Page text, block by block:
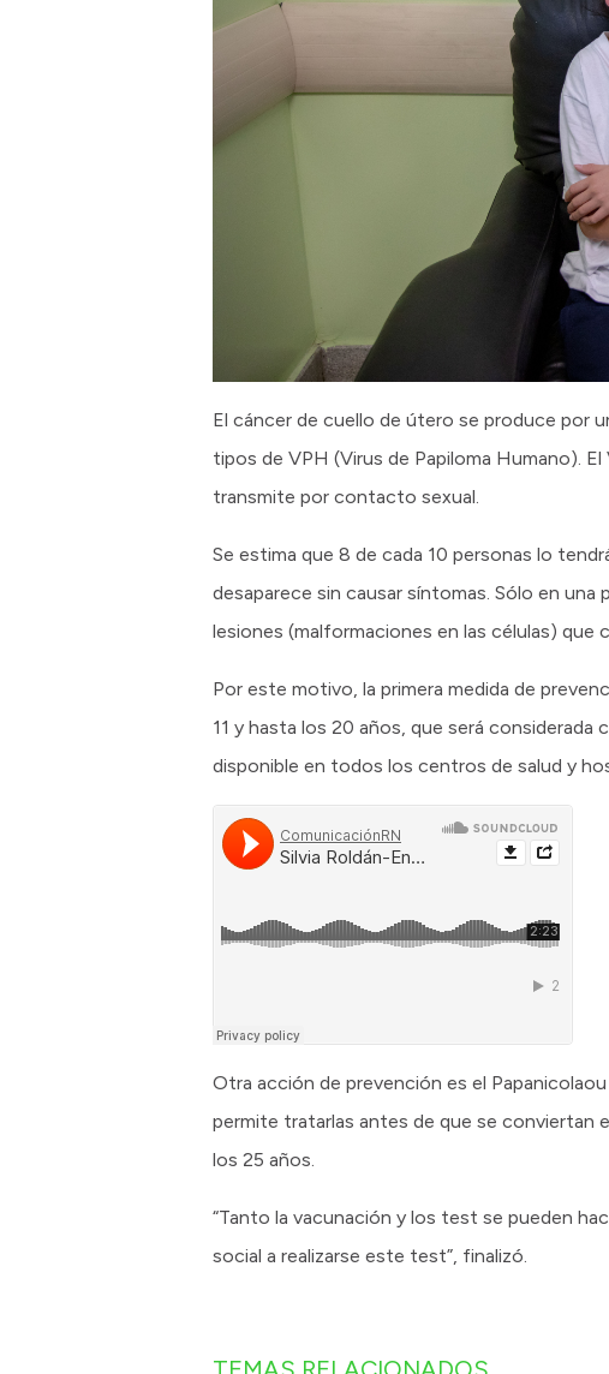
El cáncer de cuello de útero se produce por
tipos de VPH (Virus de Papiloma Humano).
transmite por contacto sexual.
Se estima que 8 de cada 10 personas lo
desaparece sin causar síntomas. Sólo en
lesiones (malformaciones en las células)
Por este motivo, la primera medida de
11 y hasta los 20 años, que será
disponible en todos los centros de salud y
Otra acción de prevención es el
permite tratarlas antes de que se conviertan
los 25 años.
“Tanto la vacunación y los test se pueden
social a realizarse este test”, finalizó.